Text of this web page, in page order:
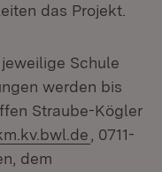
das Projekt.
Schule
werden bis
Straube-Kögler
, 0711-
dem